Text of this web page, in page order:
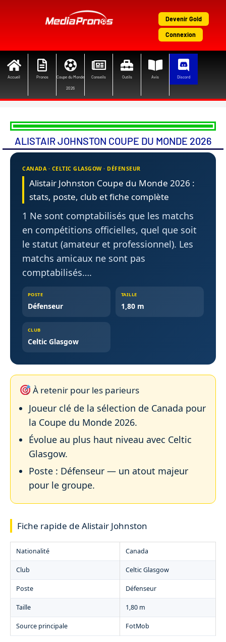
Devenir Gold
Connexion
Accueil Pronos Coupe du Monde
2026
Conseils Outils Avis Discord
ALISTAIR JOHNSTON COUPE DU MONDE 2026
CANADA · CELTIC GLASGOW · DÉFENSEUR
Alistair Johnston Coupe du Monde 2026 :
stats, poste, club et fiche complète
1 Ne sont comptabilisés que les matchs
en compétitions officielles, quel que soit
le statut (amateur et professionnel). Les
matchs amicaux ne sont pas
comptabilisés….
POSTE
Défenseur
TAILLE
1,80 m
CLUB
Celtic Glasgow
À retenir pour les parieurs
Joueur clé de la sélection de Canada pour
la Coupe du Monde 2026.
Évolue au plus haut niveau avec Celtic
Glasgow.
Poste : Défenseur — un atout majeur
pour le groupe.
Fiche rapide de Alistair Johnston
Nationalité Canada
Club Celtic Glasgow
Poste Défenseur
Taille 1,80 m
Source principale FotMob